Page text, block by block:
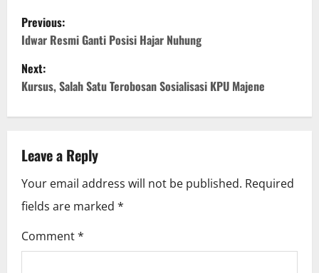
P
o
s
a
v
i
g
Previous:
Idwar Resmi Ganti Posisi Hajar Nuhung
Next:
Kursus, Salah Satu Terobosan Sosialisasi KPU Majene
Leave a Reply
Your email address will not be published. Required
fields are marked *
Comment*